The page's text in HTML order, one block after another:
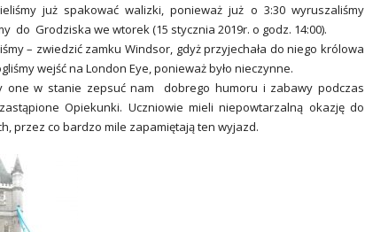
już spakować walizki, ponieważ już o 3:30 wyruszaliśmy
do Grodziska we wtorek (15 stycznia 2019r. o godz. 14:00).
– zwiedzić zamku Windsor, gdyż przyjechała do niego królowa
wejść na London Eye, ponieważ było nieczynne.
one w stanie zepsuć nam dobrego humoru i zabawy podczas
Opiekunki. Uczniowie mieli niepowtarzalną okazję do
przez co bardzo mile zapamiętają ten wyjazd.